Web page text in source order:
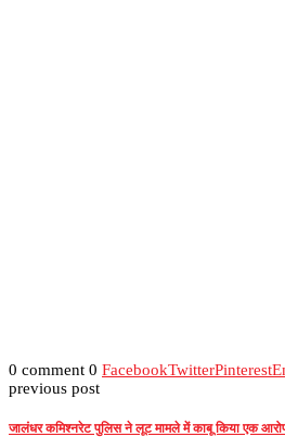
0 comment 0 FacebookTwitterPinterest
previous post
जालंधर कमिश्नरेट पुलिस ने लूट मामले में काबू किया एक